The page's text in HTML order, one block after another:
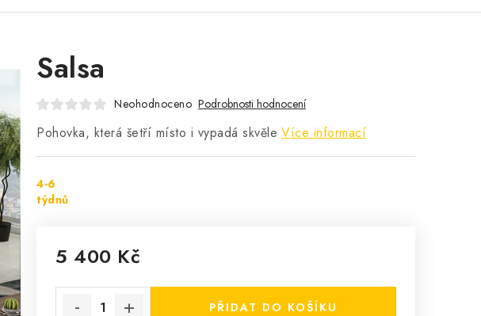
Salsa
Neohodnoceno Podrobnosti hodnocení
Pohovka, která šetří místo i vypadá skvěle Více informací
4-6
týdnů
5 400 Kč
PŘIDAT DO KOŠÍKU